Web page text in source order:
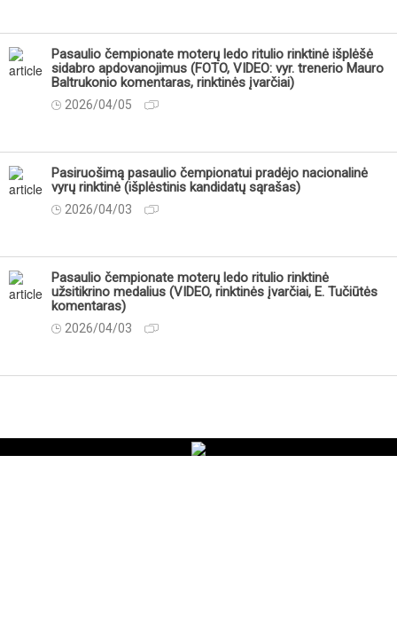
Pasaulio čempionate moterų ledo ritulio rinktinė išplėšė
sidabro apdovanojimus (FOTO, VIDEO: vyr. trenerio Mauro
Baltrukonio komentaras, rinktinės įvarčiai)
2026/04/05
Pasiruošimą pasaulio čempionatui pradėjo nacionalinė
vyrų rinktinė (išplėstinis kandidatų sąrašas)
2026/04/03
Pasaulio čempionate moterų ledo ritulio rinktinė
užsitikrino medalius (VIDEO, rinktinės įvarčiai, E. Tučiūtės
komentaras)
2026/04/03